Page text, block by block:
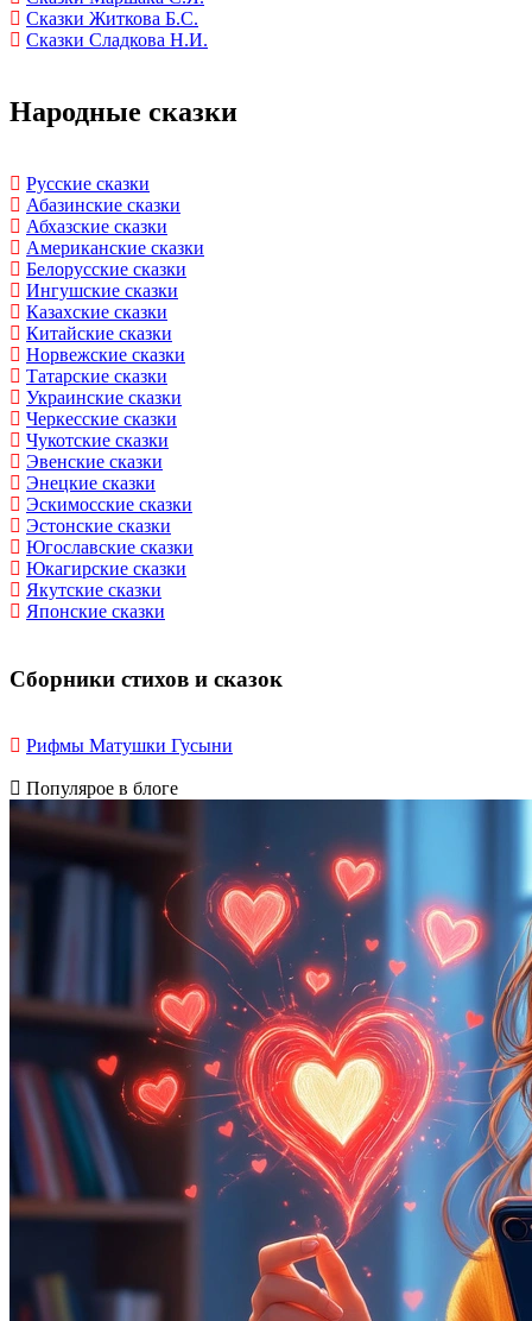
Сказки Житкова Б.С.
Сказки Сладкова Н.И.
Народные сказки
Русские сказки
Абазинские сказки
Абхазские сказки
Американские сказки
Белорусские сказки
Ингушские сказки
Казахские сказки
Китайские сказки
Норвежские сказки
Татарские сказки
Украинские сказки
Черкесские сказки
Чукотские сказки
Эвенские сказки
Энецкие сказки
Эскимосские сказки
Эстонские сказки
Югославские сказки
Юкагирские сказки
Якутские сказки
Японские сказки
Сборники стихов и сказок
Рифмы Матушки Гусыни
Популярое в блоге